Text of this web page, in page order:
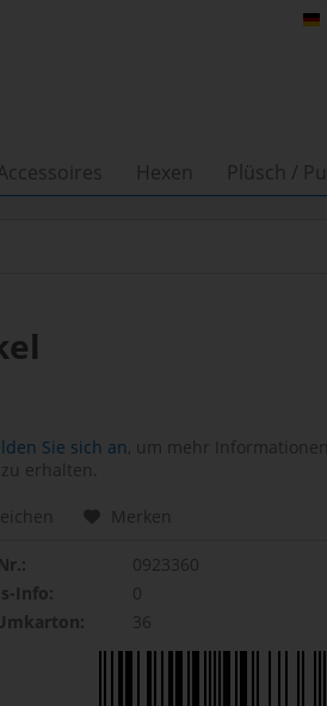
Hexen Plüsch /
Sie sich an, um mehr
erhalten.
Merken
0923360
Info:
0
36